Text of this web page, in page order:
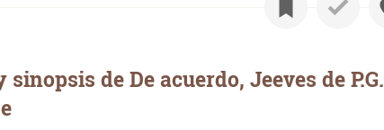
sinopsis de De acuerdo, Jeeves de P.G.